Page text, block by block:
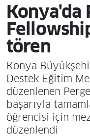
Konya'da
tören
Konya
Destek Eğitim
düzenlenen
başarıyla
öğrencisi için
düzenlendi
Son Dakika
Haber Arşivi